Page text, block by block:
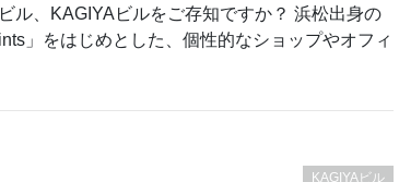
ル、KAGIYAビルをご存知ですか？ 浜松出身の
」をはじめとした、個性的なショップやオフィ
KAGIYAビル